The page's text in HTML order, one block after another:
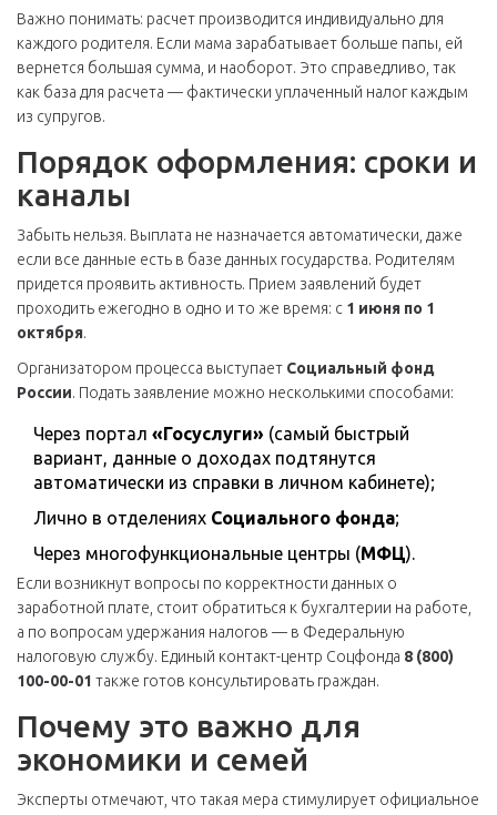
Важно понимать: расчет производится индивидуально для
каждого родителя. Если мама зарабатывает больше папы, ей
вернется большая сумма, и наоборот. Это справедливо, так
как база для расчета — фактически уплаченный налог каждым
из супругов.
Порядок оформления: сроки и
каналы
Забыть нельзя. Выплата не назначается автоматически, даже
если все данные есть в базе данных государства. Родителям
придется проявить активность. Прием заявлений будет
проходить ежегодно в одно и то же время: с 1 июня по 1
октября.
Организатором процесса выступает Социальный фонд
России. Подать заявление можно несколькими способами:
Через портал «Госуслуги» (самый быстрый
вариант, данные о доходах подтянутся
автоматически из справки в личном кабинете);
Лично в отделениях Социального фонда;
Через многофункциональные центры (МФЦ).
Если возникнут вопросы по корректности данных о
заработной плате, стоит обратиться к бухгалтерии на работе,
а по вопросам удержания налогов — в Федеральную
налоговую службу. Единый контакт-центр Соцфонда 8 (800)
100-00-01 также готов консультировать граждан.
Почему это важно для
экономики и семей
Эксперты отмечают, что такая мера стимулирует официальное